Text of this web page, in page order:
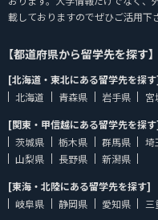
載しておりますのでぜひご活用下
【都道府県から留学先を探す】
[北海道・東北にある留学先を探
北海道
青森県 岩手県 宮
[関東・甲信越にある留学先を探
茨城県
栃木県 群馬県 埼
山梨県
長野県
新潟県
[東海・北陸にある留学先を探す]
岐阜県
静岡県 愛知県 三